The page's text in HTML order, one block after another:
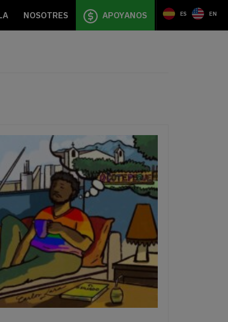
NOSOTRES APOYANOS ES EN